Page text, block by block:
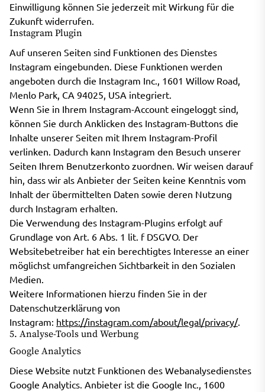
Einwilligung können Sie jederzeit mit Wirkung für die
Zukunft widerrufen.
Instagram Plugin
Auf unseren Seiten sind Funktionen des Dienstes
Instagram eingebunden. Diese Funktionen werden
angeboten durch die Instagram Inc., 1601 Willow Road,
Menlo Park, CA 94025, USA integriert.
Wenn Sie in Ihrem Instagram-Account eingeloggt sind,
können Sie durch Anklicken des Instagram-Buttons die
Inhalte unserer Seiten mit Ihrem Instagram-Profil
verlinken. Dadurch kann Instagram den Besuch unserer
Seiten Ihrem Benutzerkonto zuordnen. Wir weisen darauf
hin, dass wir als Anbieter der Seiten keine Kenntnis vom
Inhalt der übermittelten Daten sowie deren Nutzung
durch Instagram erhalten.
Die Verwendung des Instagram-Plugins erfolgt auf
Grundlage von Art. 6 Abs. 1 lit. f DSGVO. Der
Websitebetreiber hat ein berechtigtes Interesse an einer
möglichst umfangreichen Sichtbarkeit in den Sozialen
Medien.
Weitere Informationen hierzu finden Sie in der
Datenschutzerklärung von
Instagram: https://instagram.com/about/legal/privacy/.
5. Analyse-Tools und Werbung
Google Analytics
Diese Website nutzt Funktionen des Webanalysedienstes
Google Analytics. Anbieter ist die Google Inc., 1600